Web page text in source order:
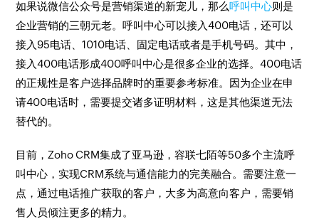
如果说微信公众号是营销渠道的新宠儿，那么呼叫中心则是
企业营销的三朝元老。呼叫中心可以接入400电话，还可以
接入95电话、1010电话、固定电话或者是手机号码。其中，
接入400电话形成400呼叫中心是很多企业的选择。400电话
的正规性是客户选择品牌时的重要参考标准。因为企业在申
请400电话时，需要提交诸多证明材料，这是其他渠道无法
替代的。
目前，Zoho CRM集成了亚马逊，容联七陌等50多个主流呼
叫中心，实现CRM系统与通信能力的完美融合。需要注意一
点，通过电话推广获取的客户，大多为高意向客户，需要销
售人员倾注更多的精力。